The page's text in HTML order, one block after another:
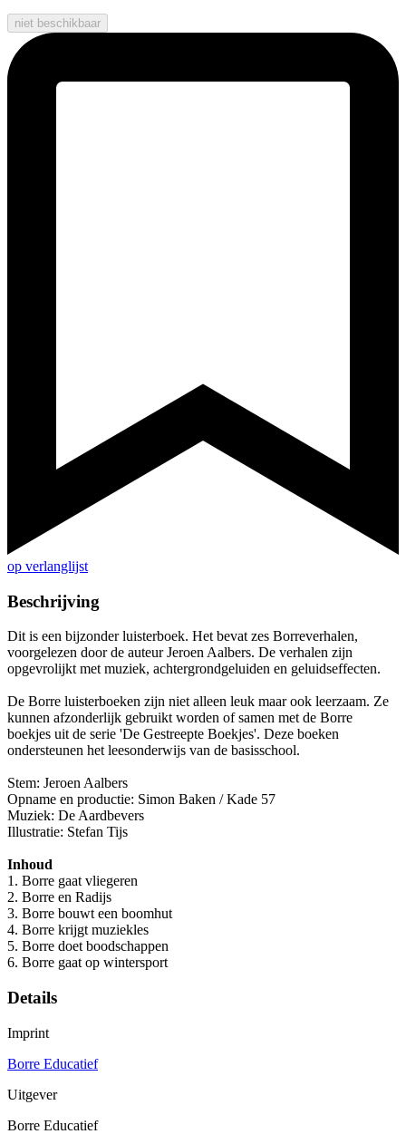
niet beschikbaar
op verlanglijst
Beschrijving
Dit is een bijzonder luisterboek. Het bevat zes Borreverhalen,
voorgelezen door de auteur Jeroen Aalbers. De verhalen zijn
opgevrolijkt met muziek, achtergrondgeluiden en geluidseffecten.
De Borre luisterboeken zijn niet alleen leuk maar ook leerzaam. Ze
kunnen afzonderlijk gebruikt worden of samen met de Borre
boekjes uit de serie 'De Gestreepte Boekjes'. Deze boeken
ondersteunen het leesonderwijs van de basisschool.
Stem: Jeroen Aalbers
Opname en productie: Simon Baken / Kade 57
Muziek: De Aardbevers
Illustratie: Stefan Tijs
Inhoud
1. Borre gaat vliegeren
2. Borre en Radijs
3. Borre bouwt een boomhut
4. Borre krijgt muziekles
5. Borre doet boodschappen
6. Borre gaat op wintersport
Details
Imprint
Borre Educatief
Uitgever
Borre Educatief